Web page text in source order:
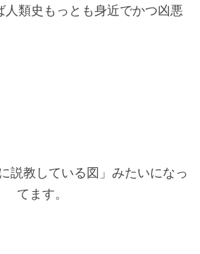
人類史もっとも身近でかつ凶悪
説教している図」みたいになっ
てます。